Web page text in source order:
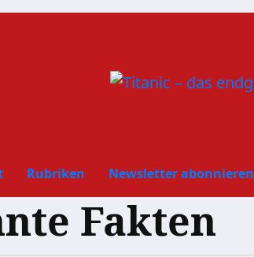
Rubriken Newsletter abonnieren
Fakten